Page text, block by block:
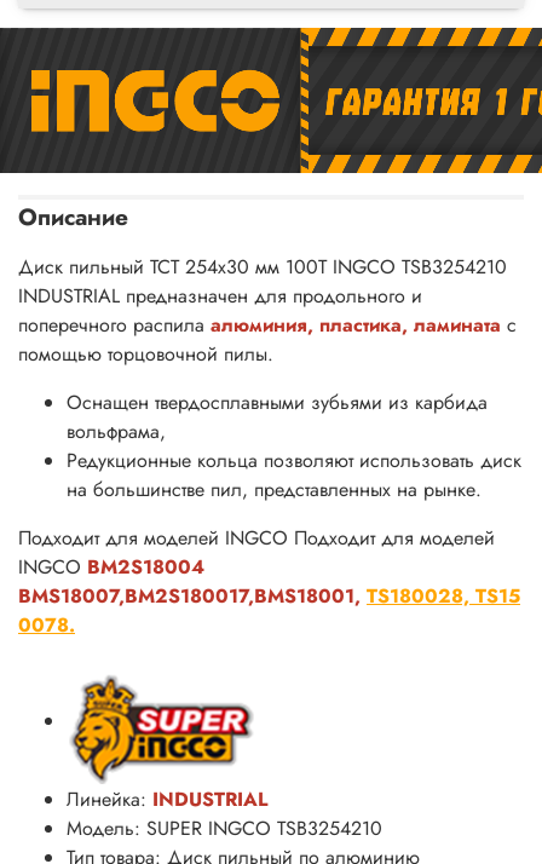
Описание
Диск пильный TCT 254х30 мм 100Т INGCO TSB3254210
INDUSTRIAL предназначен для продольного и
поперечного распила алюминия, пластика, ламината с
помощью торцовочной пилы.
Оснащен твердосплавными зубьями из карбида
вольфрама,
Редукционные кольца позволяют использовать диск
на большинстве пил, представленных на рынке.
Подходит для моделей INGCO Подходит для моделей
INGCO BM2S18004
BMS18007,BM2S180017,BMS18001, TS180028, TS15
0078.
Линейка: INDUSTRIAL
Модель: SUPER INGCO TSB3254210
Тип товара: Диск пильный по алюминию